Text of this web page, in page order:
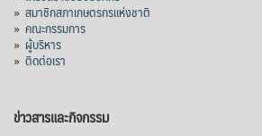
» สมาชิกสภาเกษตรกรแห่งชาติ
» คณะกรรมการ
» ผู้บริหาร
» ติดต่อเรา
ข่าวสารและกิจกรรม